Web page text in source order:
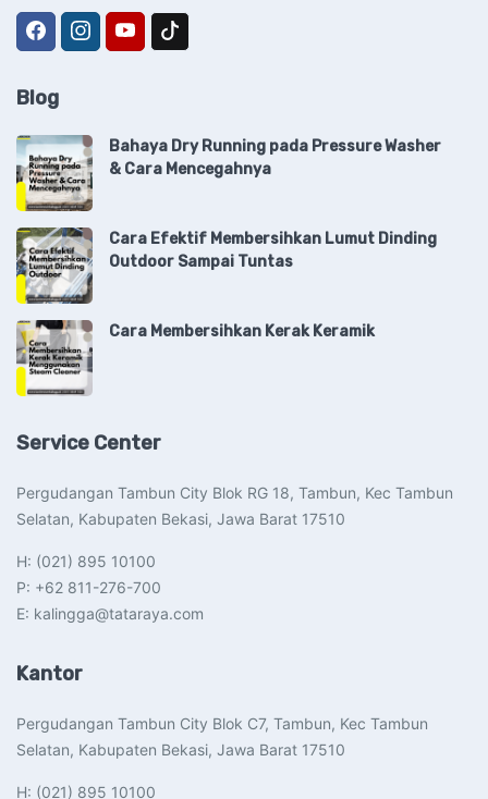
Blog
Bahaya Dry Running pada Pressure Washer
& Cara Mencegahnya
Cara Efektif Membersihkan Lumut Dinding
Outdoor Sampai Tuntas
Cara Membersihkan Kerak Keramik
Service Center
Pergudangan Tambun City Blok RG 18, Tambun, Kec Tambun
Selatan, Kabupaten Bekasi, Jawa Barat 17510​
H: (021) 895 10100
P: +62 811-276-700
E: kalingga@tataraya.com
Kantor
Pergudangan Tambun City Blok C7, Tambun, Kec Tambun
Selatan, Kabupaten Bekasi, Jawa Barat 17510​
H: (021) 895 10100